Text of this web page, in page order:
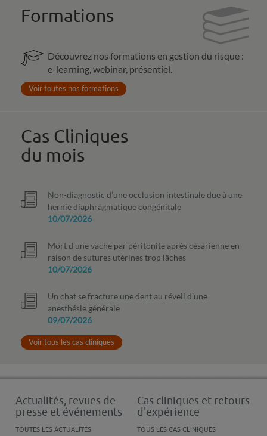
Formations
Découvrez nos formations en gestion du risque :
e-learning, webinar, présentiel.
Voir toutes nos formations
Cas Cliniques
du mois
Non-diagnostic d’une occlusion intestinale due à une
hernie diaphragmatique congénitale
10/07/2026
Mort d’une vache par péritonite après césarienne en
raison de sutures utérines trop lâches
10/07/2026
Un chat se fracture une dent au réveil d'une
anesthésie générale
09/07/2026
Voir tous les cas cliniques
Actualités, revues de
presse et événements
TOUTES LES ACTUALITÉS
Cas cliniques et retours
d'expérience
TOUS LES CAS CLINIQUES